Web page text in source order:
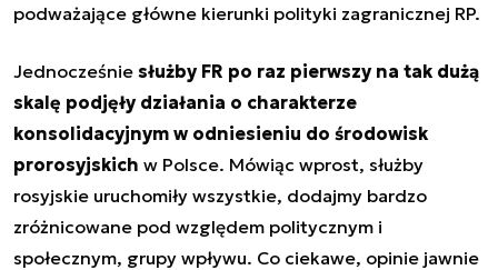
podważające główne kierunki polityki zagranicznej RP.
Jednocześnie służby FR po raz pierwszy na tak dużą
skalę podjęły działania o charakterze
konsolidacyjnym w odniesieniu do środowisk
prorosyjskich w Polsce. Mówiąc wprost, służby
rosyjskie uruchomiły wszystkie, dodajmy bardzo
zróżnicowane pod względem politycznym i
społecznym, grupy wpływu. Co ciekawe, opinie jawnie